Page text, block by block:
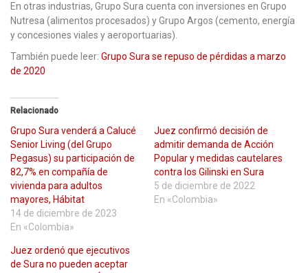
En otras industrias, Grupo Sura cuenta con inversiones en Grupo
Nutresa (alimentos procesados) y Grupo Argos (cemento, energía
y concesiones viales y aeroportuarias).
También puede leer: Grupo Sura se repuso de pérdidas a marzo
de 2020
Relacionado
Grupo Sura venderá a Calucé
Senior Living (del Grupo
Pegasus) su participación de
82,7% en compañía de
vivienda para adultos
mayores, Hábitat
14 de diciembre de 2023
En «Colombia»
Juez confirmó decisión de
admitir demanda de Acción
Popular y medidas cautelares
contra los Gilinski en Sura
5 de diciembre de 2022
En «Colombia»
Juez ordenó que ejecutivos
de Sura no pueden aceptar